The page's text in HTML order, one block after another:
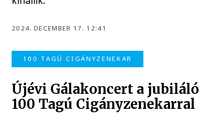
2024. DECEMBER 17. 12:41
100 TAGÚ CIGÁNYZENEKAR
Újévi Gálakoncert a jubiláló
100 Tagú Cigányzenekarral